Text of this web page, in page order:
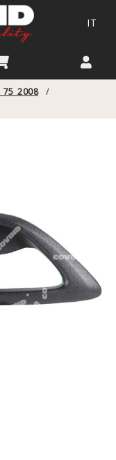
IT
75 2008
/